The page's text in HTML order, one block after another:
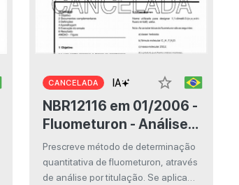
CANCELADA
star_border
NBR12116 em 01/2006 -
Fluometuron - Análise
por titulação
Prescreve método de determinação
quantitativa de fluometuron, através
de análise por titulação. Se aplica